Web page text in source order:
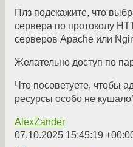
Плз подскажите, что
сервера по протоколу
серверов Apache или
Желательно доступ по
Что посоветуете, чтобы
ресурсы особо не
AlexZander
07.10.2025 15:45:19